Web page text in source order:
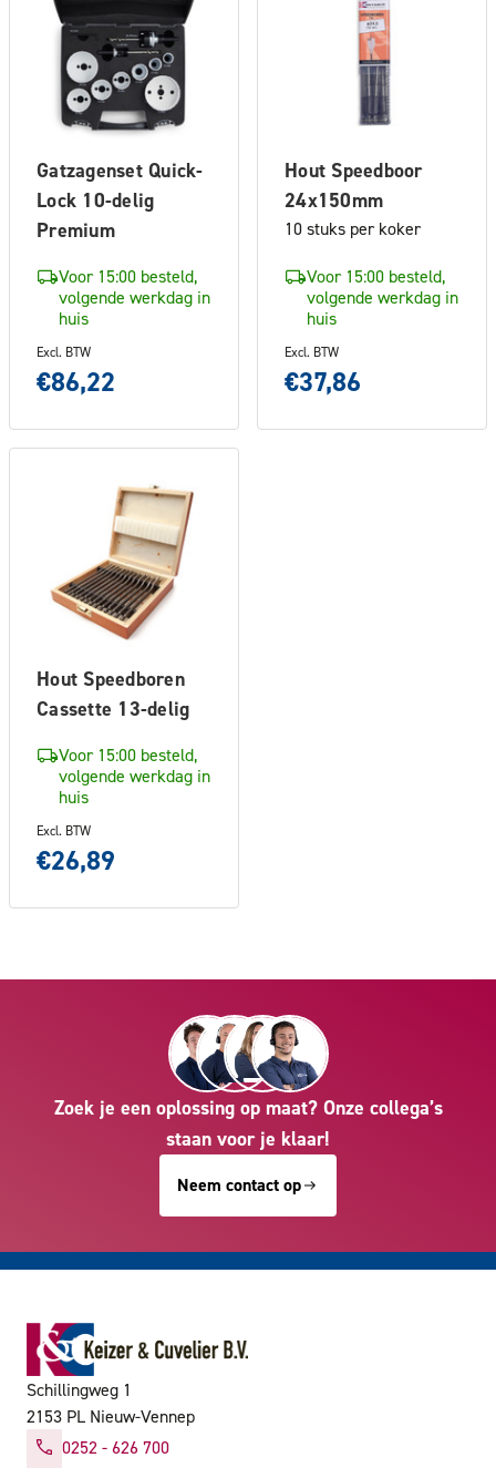
Gatzagenset Quick-
Lock 10-delig
Premium
Voor 15:00 besteld,
volgende werkdag in
huis
Excl. BTW
€86,22
Hout Speedboor
24x150mm
10 stuks per koker
Voor 15:00 besteld,
volgende werkdag in
huis
Excl. BTW
€37,86
Hout Speedboren
Cassette 13-delig
Voor 15:00 besteld,
volgende werkdag in
huis
Excl. BTW
€26,89
Zoek je een oplossing op maat? Onze collega’s
staan voor je klaar!
Neem contact op
Schillingweg 1
2153 PL Nieuw-Vennep
0252 - 626 700